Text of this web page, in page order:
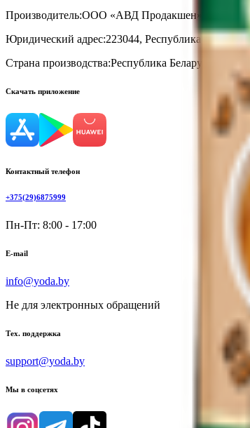
Производитель:ООО «АВД Продакшен»
Юридический адрес:223044, Республика
Страна производства:Республика Беларусь
Скачать приложение
Контактный телефон
+375(29)6875999
Пн-Пт: 8:00 - 17:00
E-mail
info@yoda.by
Не для электронных обращений
Тех. поддержка
support@yoda.by
Мы в соцсетях